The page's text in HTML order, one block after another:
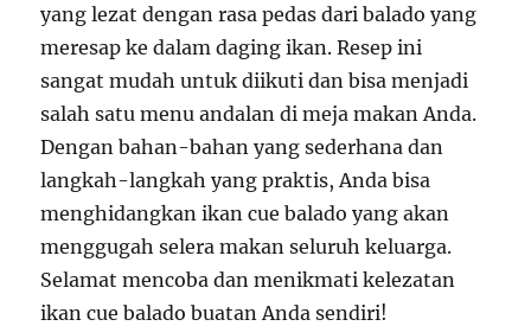
yang lezat dengan rasa pedas dari balado yang
meresap ke dalam daging ikan. Resep ini
sangat mudah untuk diikuti dan bisa menjadi
salah satu menu andalan di meja makan Anda.
Dengan bahan-bahan yang sederhana dan
langkah-langkah yang praktis, Anda bisa
menghidangkan ikan cue balado yang akan
menggugah selera makan seluruh keluarga.
Selamat mencoba dan menikmati kelezatan
ikan cue balado buatan Anda sendiri!